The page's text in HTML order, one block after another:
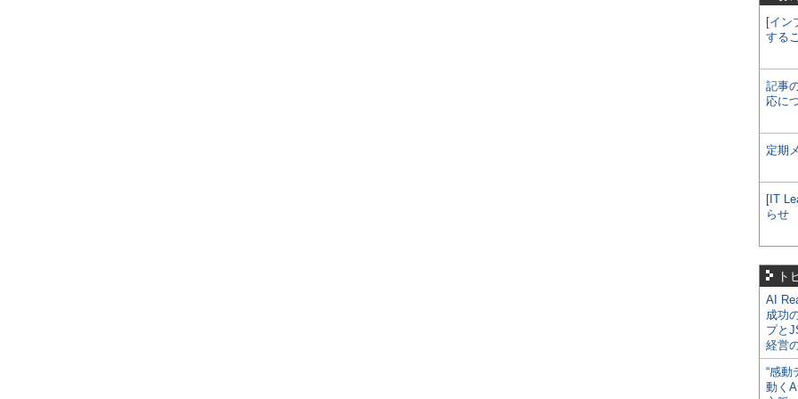
[イン
する
記事
応に
定期
[IT
らせ
ト
AI
成功
プと
経営
“感動
動く